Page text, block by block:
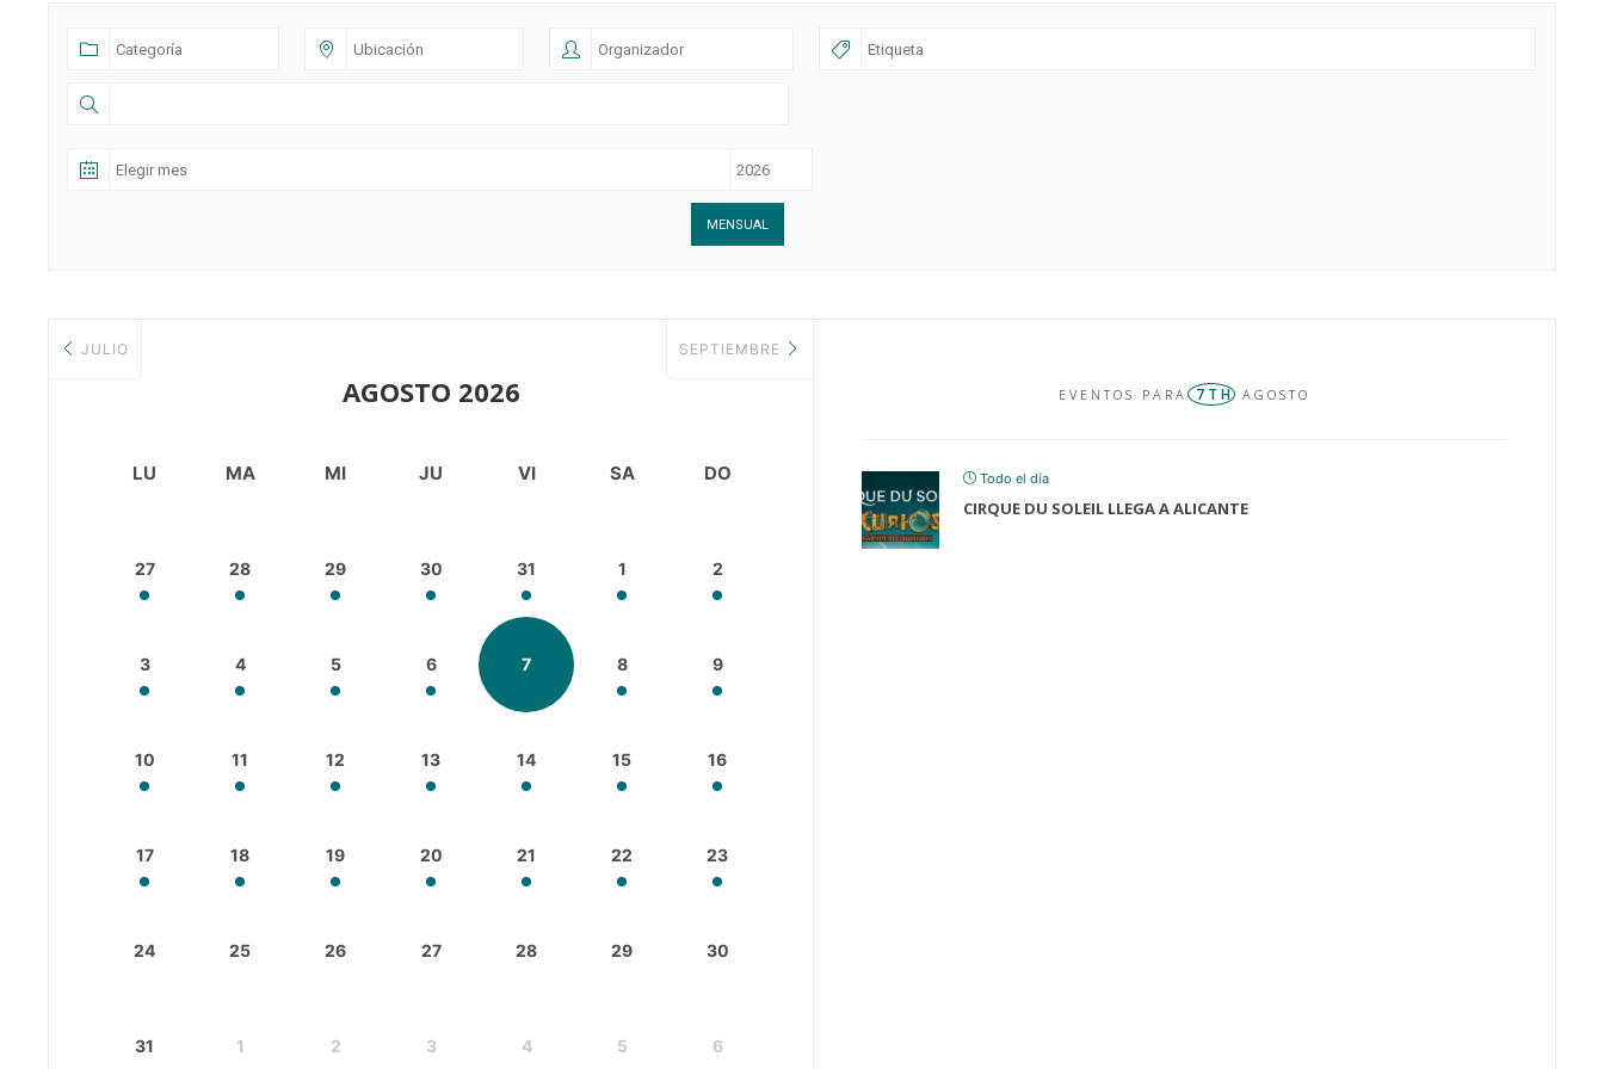
MENSUAL
JULIO
AGOSTO 2026
SEPTIEMBRE
LU MA MI JU VI SA DO
27 28 29 30 31 1 2
3 4 5 6 7 8 9
10 11 12 13 14 15 16
17 18 19 20 21 22 23
24 25 26 27 28 29 30
31 1 2 3 4 5 6
EVENTOS PARA 7TH AGOSTO
Todo el día
CIRQUE DU SOLEIL LLEGA A ALICANTE